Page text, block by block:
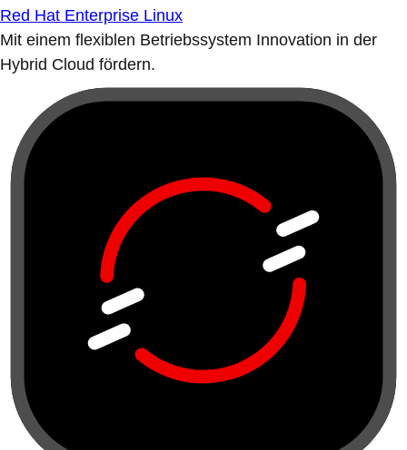
Red Hat Enterprise Linux
Mit einem flexiblen Betriebssystem Innovation in der
Hybrid Cloud fördern.